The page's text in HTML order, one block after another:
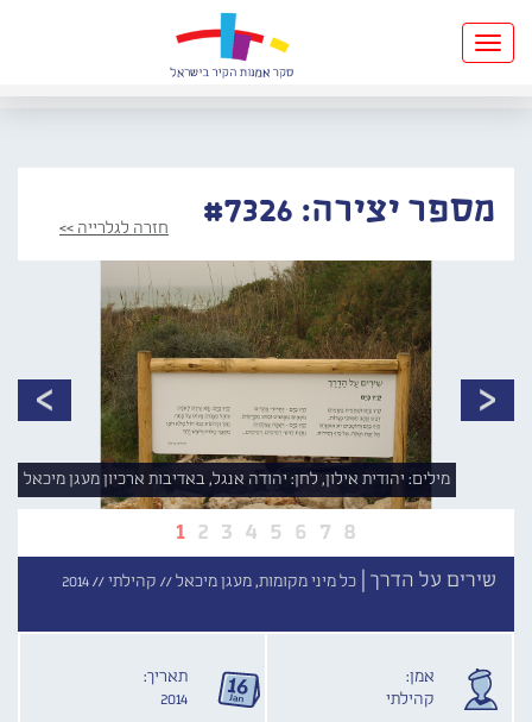
Toggle
navigation
מספר יצירה: #7326 חזרה לגלרייה >>
1 2 3 4 5 6 7 8
מילים: יהודית אילון, לחן: יהודה אנגל, באדיבות ארכיון מעגן מיכאל
שירים על הדרך | כל מיני מקומות, מעגן מיכאל // קהילתי //2014
אמן:
קהילתי
תאריך:
2014